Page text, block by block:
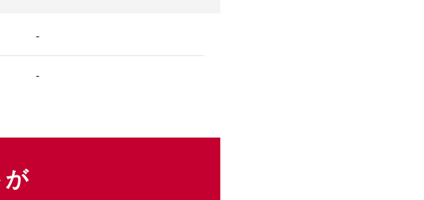
-
-
が